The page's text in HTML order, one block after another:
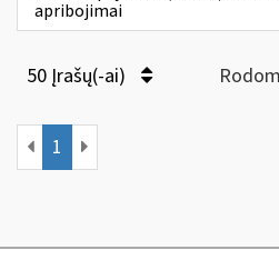
apribojimai
50 Įrašų(-ai)
1